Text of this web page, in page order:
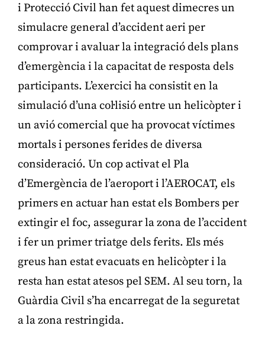
i Protecció Civil han fet aquest dimecres un
simulacre general d’accident aeri per
comprovar i avaluar la integració dels plans
d’emergència i la capacitat de resposta dels
participants. L’exercici ha consistit en la
simulació d’una col·lisió entre un helicòpter i
un avió comercial que ha provocat víctimes
mortals i persones ferides de diversa
consideració. Un cop activat el Pla
d’Emergència de l’aeroport i l’AEROCAT, els
primers en actuar han estat els Bombers per
extingir el foc, assegurar la zona de l’accident
i fer un primer triatge dels ferits. Els més
greus han estat evacuats en helicòpter i la
resta han estat atesos pel SEM. Al seu torn, la
Guàrdia Civil s’ha encarregat de la seguretat
a la zona restringida.